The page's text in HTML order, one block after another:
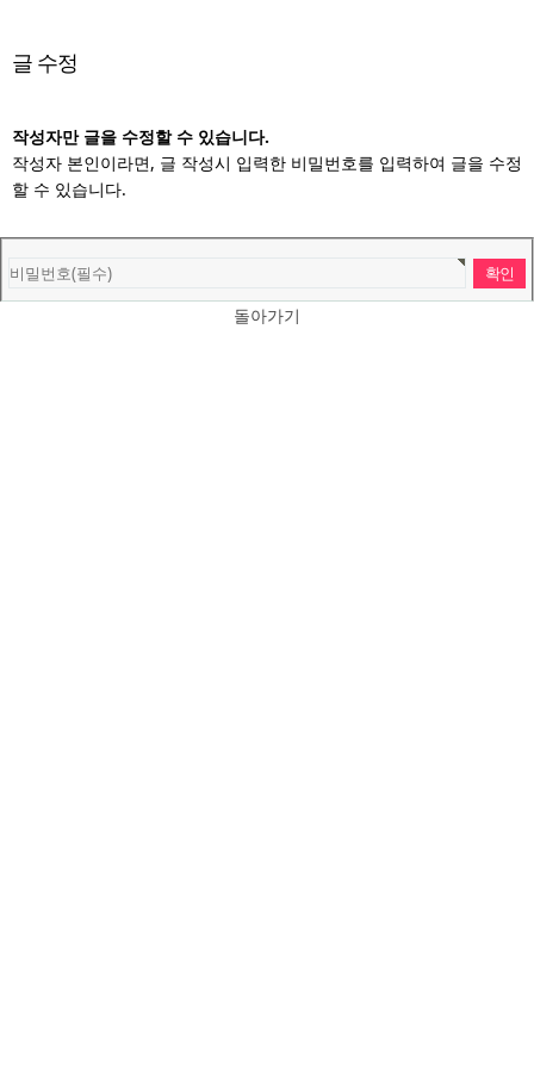
글 수정
작성자만 글을 수정할 수 있습니다.
작성자 본인이라면, 글 작성시 입력한 비밀번호를 입력하여 글을 수정
할 수 있습니다.
돌아가기